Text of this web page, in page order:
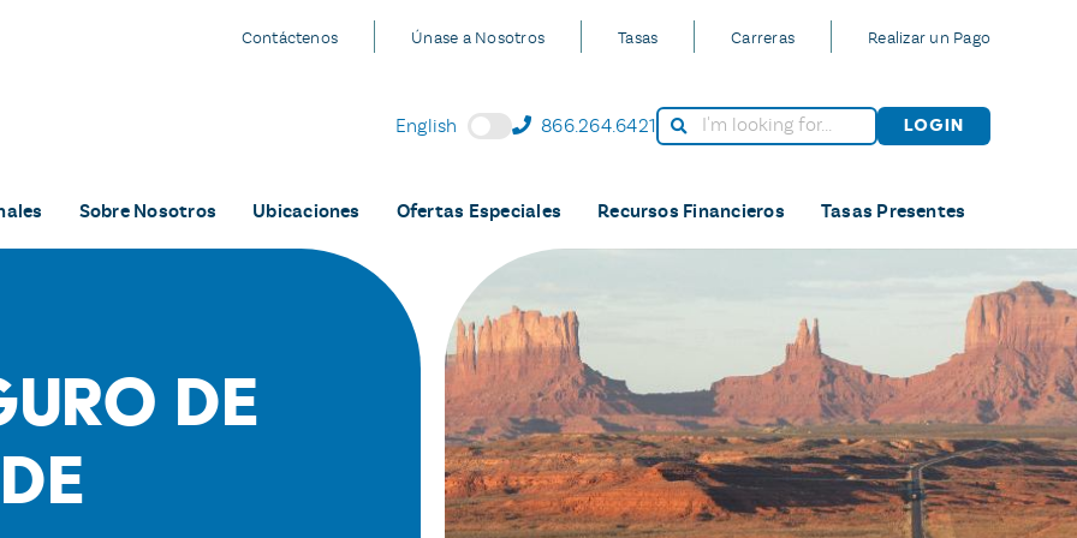
Contáctenos Únase a Nosotros Tasas Carreras Realizar un Pago
English 866.264.6421 Login
Sobre Nosotros Ubicaciones Ofertas Especiales Recursos Financieros Tasas Presentes
de